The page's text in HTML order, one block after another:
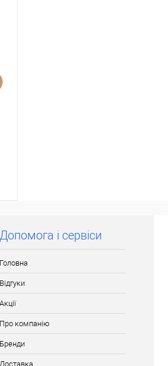
Допомога і сервіси
Головна
Відгуки
Акції
Про компанію
Бренди
Доставка